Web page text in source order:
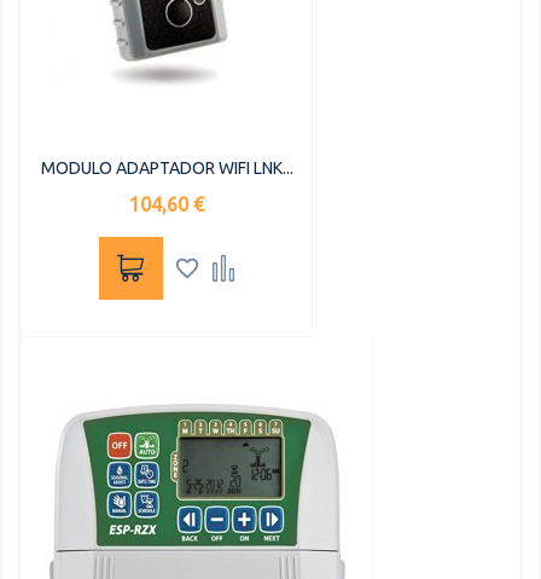
MODULO ADAPTADOR WIFI LNK...
Precio
104,60 €
 